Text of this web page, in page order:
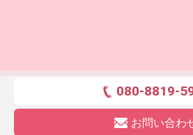
080-8819-
お問い合わ